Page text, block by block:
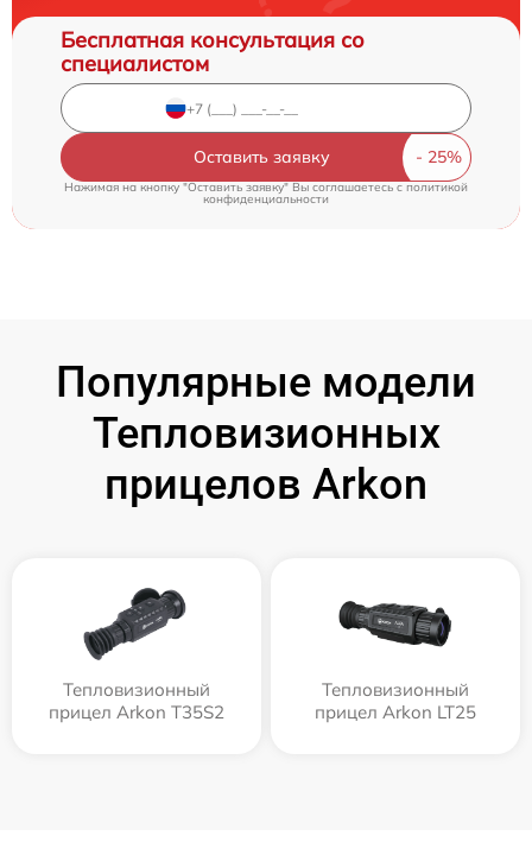
Бесплатная консультация со
специалистом
Оставить заявку
Нажимая на кнопку "Оставить заявку" Вы соглашаетесь cполитикой
конфиденциальности
Популярные модели
Тепловизионных
прицелов Arkon
Тепловизионный
прицел Arkon T35S2
Тепловизионный
прицел Arkon LT25